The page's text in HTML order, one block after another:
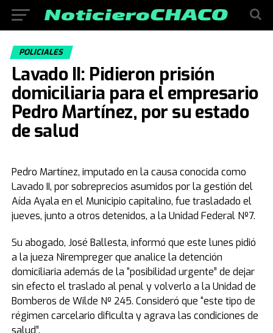
POLICIALES
Lavado II: Pidieron prisión
domiciliaria para el empresario
Pedro Martínez, por su estado
de salud
Pedro Martínez, imputado en la causa conocida como
Lavado II, por sobreprecios asumidos por la gestión del
Aída Ayala en el Municipio capitalino, fue trasladado el
jueves, junto a otros detenidos, a la Unidad Federal Nº7.
Su abogado, José Ballesta, informó que este lunes pidió
a la jueza Nirempreger que analice la detención
domiciliaria además de la “posibilidad urgente” de dejar
sin efecto el traslado al penal y volverlo a la Unidad de
Bomberos de Wilde Nº 245. Consideró que “este tipo de
régimen carcelario dificulta y agrava las condiciones de
salud”.